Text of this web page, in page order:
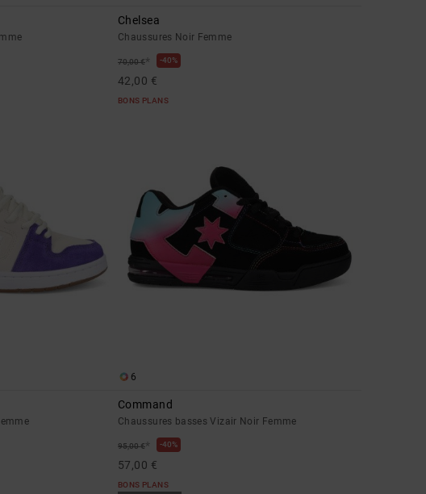
Chelsea
Chaussures Noir Femme
70,00 €* 40%
42,00 €
BONS PLANS
6
Command
Chaussures basses Vizair Noir Femme
95,00 €* 40%
57,00 €
BONS PLANS